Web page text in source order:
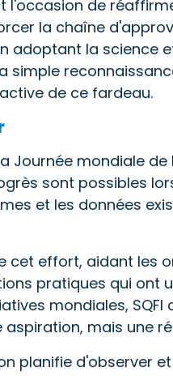
l'occasion de
la chaîne
adoptant la science
simple
de ce fardeau.
Journée mondiale
sont possibles
et les données
cet effort, aidant les
pratiques qui ont
mondiales,
aspiration, mais une
planifie d'observer